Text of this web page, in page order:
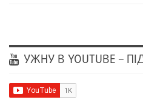
УЖНУ В YOUTUBE –